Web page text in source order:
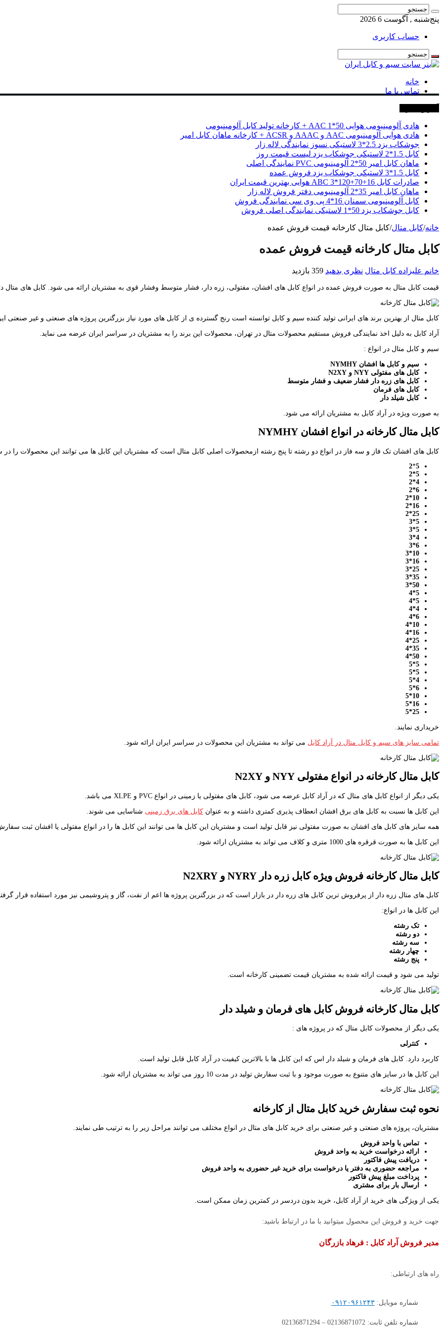
پنج‌شنبه , آگوست 6 2026
حساب کاربری
خانه
تماس با ما
هادی آلومینیومی هوایی 50*1 AAC + کارخانه تولید کابل آلومینیومی
هادی هوایی آلومینیومی AAC و AAAC و ACSR + کارخانه ماهان کابل امیر
جوشکاب یزد 2.5*3 لاستیکی نسوز نمایندگی لاله زار
کابل 1.5*2 لاستیکی جوشکاب یزد لیست قیمت روز
ماهان کابل امیر 50*2 آلومینیومی PVC نمایندگی اصلی
کابل 1.5*3 لاستیکی جوشکاب یزد فروش عمده
صادرات کابل 16+70+120*3 ABC هوایی بهترین قیمت ایران
ماهان کابل امیر 35*2 آلومینیومی دفتر فروش لاله زار
کابل آلومینیومی سمنان 16*4 پی وی سی نمایندگی فروش
کابل جوشکاب یزد 50*1 لاستیکی نمایندگی اصلی فروش
خانه/کابل متال/کابل متال کارخانه قیمت فروش عمده
کابل متال کارخانه قیمت فروش عمده
خانم علیزاده کابل متال نظری بدهید 359 بازدید
قیمت کابل متال به صورت فروش عمده در انواع کابل های افشان، مفتولی، زره دار، فشار متوسط وفشار قوی به مشتریان ارائه می شود. کابل های متال دارای
کابل متال از بهترین برند های ایرانی تولید کننده سیم و کابل توانسته است رنج گسترده ی از کابل های مورد نیاز بزرگترین پروژه های صنعتی و غیر صنعتی
آراد کابل به دلیل اخذ نمایندگی فروش مستقیم محصولات متال در تهران، محصولات این برند را به مشتریان در سراسر ایران عرضه می نماید.
سیم و کابل متال در انواع :
سیم و کابل ها افشان NYMHY
کابل های مفتولی NYY و N2XY
کابل های زره دار فشار ضعیف و فشار متوسط
کابل های فرمان
کابل شیلد دار
به صورت ویژه در آراد کابل به مشتریان ارائه می شود.
کابل متال کارخانه در انواع افشان NYMHY
کابل های افشان تک فاز و سه فاز در انواع دو رشته تا پنج رشته ازمحصولات اصلی کابل متال است که مشتریان این کابل ها می توانند این محصولات را در
5
*
2
5*2
4*2
6*2
10*2
16*2
25*2
5*3
5*3
4*3
6*3
10*3
16*3
25*3
35*3
50*3
5*4
5*4
4*4
6*4
10*4
16*4
25*4
35*4
50*4
5*5
5*5
4*5
6*5
10*5
16*5
25*5
خریداری نمایند.
تمامی سایز های سیم و کابل متال در آراد کابل می تواند به مشتریان این محصولات در سراسر ایران ارائه شود.
کابل متال کارخانه در انواع مفتولی NYY و N2XY
یکی دیگر از انواع کابل های متال که در آراد کابل عرضه می شود، کابل های مفتولی یا زمینی در انواع PVC و XLPE می باشد.
این کابل ها نسبت به کابل های برق افشان انعطاف پذیری کمتری داشته و به عنوان کابل های برق زمینی شناسایی می شوند.
همه سایز های کابل های افشان به صورت مفتولی نیز قابل تولید است و مشتریان این کابل ها می توانند این کابل ها را در انواع مفتولی یا افشان ثبت سفارش
این کابل ها به صورت قرقره های 1000 متری و کلاف می تواند به مشتریان ارائه شود.
کابل متال کارخانه فروش ویژه کابل زره دار NYRY و N2XRY
کابل های متال زره دار از پرفروش ترین کابل های زره دار در بازار است که در بزرگترین پروژه ها اعم از نفت، گاز و پتروشیمی نیز مورد استفاده قرار
این کابل ها در انواع:
تک رشته
دو رشته
سه رشته
چهار رشته
پنج رشته
تولید می شود و قیمت ارائه شده به مشتریان قیمت تضمینی کارخانه است.
کابل متال کارخانه فروش کابل های فرمان و شیلد دار
یکی دیگر از محصولات کابل متال که در پروژه های :
کنترلی
کاربرد دارد. کابل های فرمان و شیلد دار اس که این کابل ها با بالاترین کیفیت در آراد کابل قابل تولید است.
این کابل ها در سایز های متنوع به صورت موجود و با ثبت سفارش تولید در مدت 10 روز می تواند به مشتریان ارائه شود.
نحوه ثبت سفارش خرید کابل متال از کارخانه
مشتریان، پروژه های صنعتی و غیر صنعتی برای خرید کابل های متال در انواع مختلف می توانند مراحل زیر را به ترتیب طی نمایند.
تماس با واحد فروش
ارائه درخواست خرید به واحد فروش
دریافت پیش فاکتور
مراجعه حضوری به دفتر یا درخواست برای خرید غیر حضوری به واحد فروش
پرداخت مبلغ پیش فاکتور
ارسال بار برای مشتری
یکی از ویژگی های خرید از آراد کابل، خرید بدون دردسر در کمترین زمان ممکن است.
جهت خرید و فروش این محصول میتوانید با ما در ارتباط باشید:
مدیر فروش آراد کابل : فرهاد بازرگان
راه های ارتباطی:
شماره موبایل: ۰۹۱۲۰۹۶۱۲۴۳
شماره تلفن ثابت: 02136871072 – 02136871294